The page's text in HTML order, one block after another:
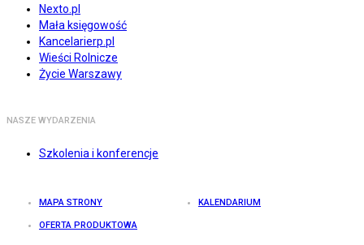
Nexto.pl
Mała księgowość
Kancelarierp.pl
Wieści Rolnicze
Życie Warszawy
NASZE WYDARZENIA
Szkolenia i konferencje
MAPA STRONY KALENDARIUM
OFERTA PRODUKTOWA